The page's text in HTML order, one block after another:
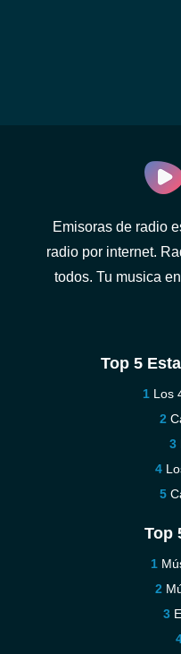
Emisoras de radio
radio por internet.
todos. Tu musica
Top 5
Los
Top